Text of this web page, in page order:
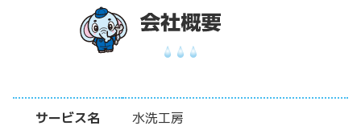
サービス名 水洗工房